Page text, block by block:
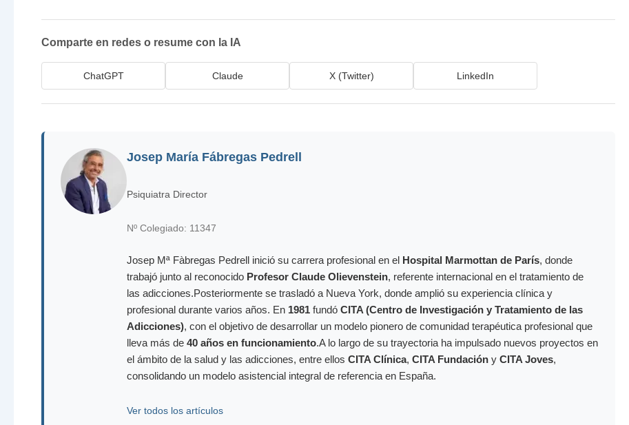
Comparte en redes o resume con la IA
ChatGPT Claude X (Twitter) LinkedIn
Josep María Fábregas Pedrell
Psiquiatra Director
Nº Colegiado: 11347
Josep Mª Fàbregas Pedrell inició su carrera profesional en el Hospital Marmottan de París, donde
trabajó junto al reconocido Profesor Claude Olievenstein, referente internacional en el tratamiento de
las adicciones.Posteriormente se trasladó a Nueva York, donde amplió su experiencia clínica y
profesional durante varios años. En 1981 fundó CITA (Centro de Investigación y Tratamiento de las
Adicciones), con el objetivo de desarrollar un modelo pionero de comunidad terapéutica profesional que
lleva más de 40 años en funcionamiento.A lo largo de su trayectoria ha impulsado nuevos proyectos en
el ámbito de la salud y las adicciones, entre ellos CITA Clínica, CITA Fundación y CITA Joves,
consolidando un modelo asistencial integral de referencia en España.
Ver todos los artículos